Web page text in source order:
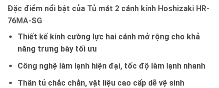
Đặc điểm nổi bật của Tủ mát 2 cánh kính Hoshizaki HR-
76MA-SG
Thiết kế kính cường lực hai cánh mở rộng cho khả
năng trưng bày tối ưu
Công nghệ làm lạnh hiện đại, tốc độ làm lạnh nhanh
Thân tủ chắc chắn, vật liệu cao cấp dễ vệ sinh